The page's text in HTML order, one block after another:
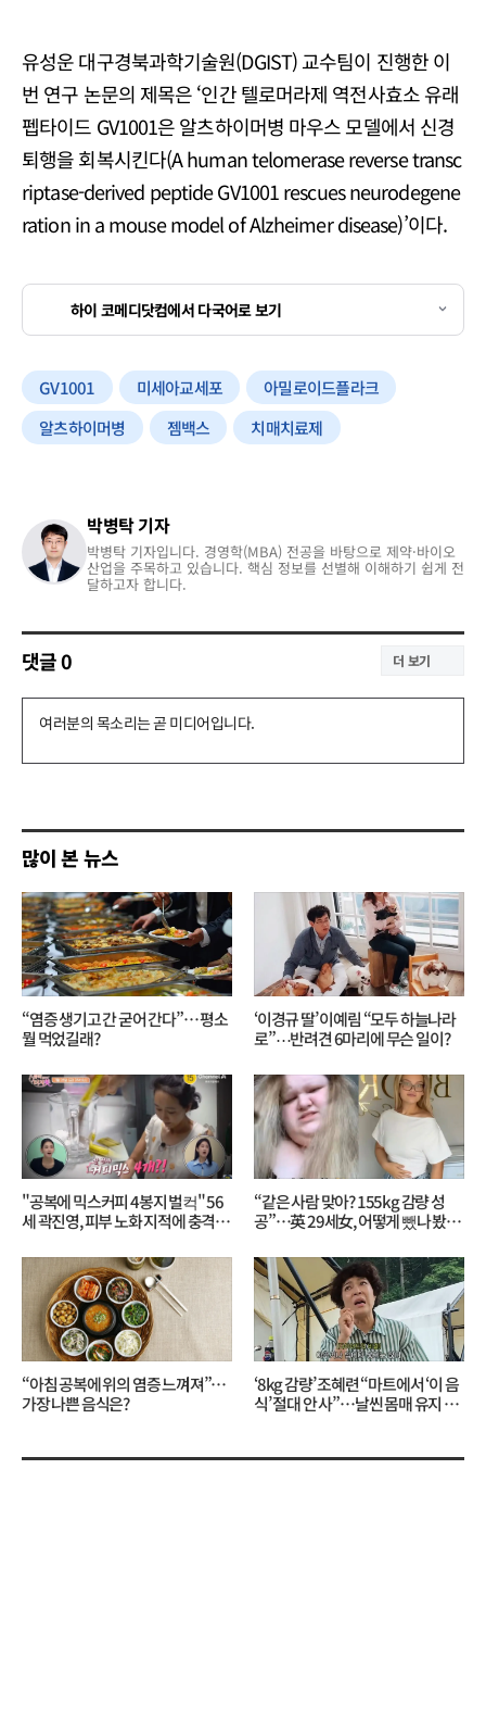
유성운 대구경북과학기술원(DGIST) 교수팀이 진행한 이
번 연구 논문의 제목은 ‘인간 텔로머라제 역전사효소 유래
펩타이드 GV1001은 알츠하이머병 마우스 모델에서 신경
퇴행을 회복시킨다(A human telomerase reverse transc
riptase-derived peptide GV1001 rescues neurodegene
ration in a mouse model of Alzheimer disease)’이다.
하이 코메디닷컴에서 다국어로 보기
GV1001 미세아교세포
아밀로이드플라크
알츠하이머병
젬백스 치매치료제
박병탁 기자
박병탁 기자입니다. 경영학(MBA) 전공을 바탕으로 제약·바이오
산업을 주목하고 있습니다. 핵심 정보를 선별해 이해하기 쉽게 전
달하고자 합니다.
댓글0 더 보기
댓
기
많이 본 뉴스
“염증 생기고 간 굳어 간다”… 평소
뭘 먹었길래?
‘이경규 딸’ 이예림 “모두 하늘나라
로”⋯반려견 6마리에 무슨 일이?
"공복에 믹스커피 4봉지 벌컥" 56
세 곽진영, 피부 노화 지적에 충격…
“같은 사람 맞아? 155kg 감량 성
공”…英 29세女, 어떻게 뺐나 봤더
“아침 공복에 위의 염증 느껴져”…
가장 나쁜 음식은?
‘8kg 감량’ 조혜련 “마트에서 ‘이 음
식’ 절대 안 사”…날씬 몸매 유지 비